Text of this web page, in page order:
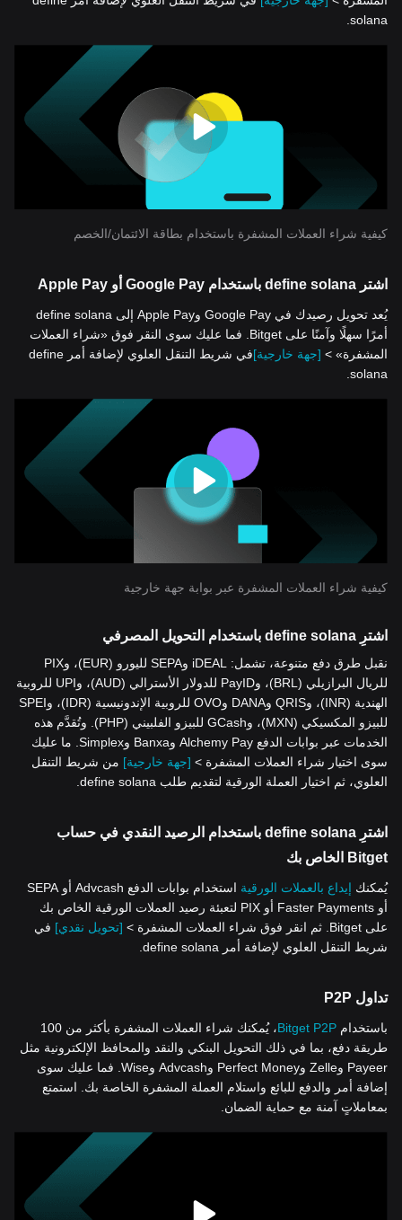
solana.
كيفية شراء العملات المشفرة باستخدام بطاقة الائتمان/الخصم
اشتر define solana باستخدام Google Pay أو Apple Pay
يُعد تحويل رصيدك في Google Pay وApple Pay إلى define solana
أمرًا سهلًا وآمنًا على Bitget. فما عليك سوى النقر فوق «شراء العملات
المشفرة» > [جهة خارجية]
في شريط التنقل العلوي لإضافة أمر define
solana.
كيفية شراء العملات المشفرة عبر بوابة جهة خارجية
اشترِ define solana باستخدام التحويل المصرفي
نقبل طرق دفع متنوعة، تشمل: iDEAL وSEPA لليورو (EUR)، وPIX
للريال البرازيلي (BRL)، وPayID للدولار الأسترالي (AUD)، وUPI للروبية
الهندية (INR)، وQRIS وDANA وOVO للروبية الإندونيسية (IDR)، وSPEI
للبيزو المكسيكي (MXN)، وGCash للبيزو الفلبيني (PHP). وتُقدَّم هذه
الخدمات عبر بوابات الدفع Alchemy Pay وBanxa وSimplex. ما عليك
سوى اختيار شراء العملات المشفرة > [جهة خارجية] من شريط التنقل
العلوي، ثم اختيار العملة الورقية لتقديم طلب define solana.
اشترِ define solana باستخدام الرصيد النقدي في حساب
Bitget الخاص بك
يُمكنك إيداع بالعملات الورقية
استخدام بوابات الدفع Advcash أو SEPA
أو Faster Payments أو PIX لتعبئة رصيد العملات الورقية الخاص بك
على Bitget. ثم انقر فوق شراء العملات المشفرة >
[تحويل نقدي] في
شريط التنقل العلوي لإضافة أمر define solana.
تداول P2P
باستخدام Bitget P2P
، يُمكنك شراء العملات المشفرة بأكثر من 100
طريقة دفع، بما في ذلك التحويل البنكي والنقد والمحافظ الإلكترونية مثل
Payeer وZelle وPerfect Money وAdvcash وWise. فما عليك سوى
إضافة أمر والدفع للبائع واستلام العملة المشفرة الخاصة بك. استمتع
بمعاملاتٍ آمنة مع حماية الضمان.